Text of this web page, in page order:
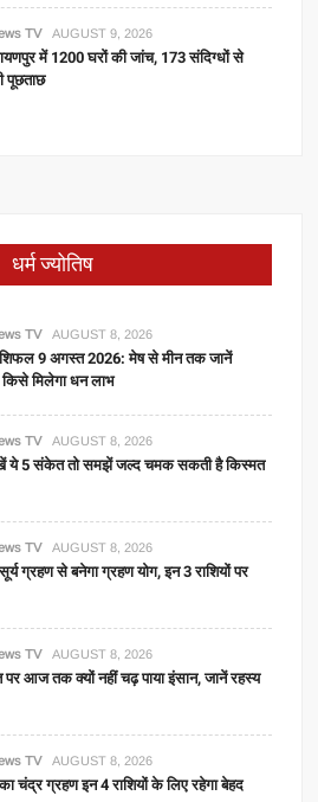
TV AUGUST 9, 2026
में 1200 घरों की जांच, 173 संदिग्धों से
पूछताछ
धर्म ज्योतिष
TV AUGUST 8, 2026
9 अगस्त 2026: मेष से मीन तक जानें
मिलेगा धन लाभ
TV AUGUST 8, 2026
ये 5 संकेत तो समझें जल्द चमक सकती है किस्मत
TV AUGUST 8, 2026
ग्रहण से बनेगा ग्रहण योग, इन 3 राशियों पर
TV AUGUST 8, 2026
पर आज तक क्यों नहीं चढ़ पाया इंसान, जानें रहस्य
TV AUGUST 8, 2026
चंद्र ग्रहण इन 4 राशियों के लिए रहेगा बेहद